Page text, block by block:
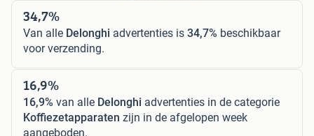
34,7%
Van alle Delonghi advertenties is 34,7% beschikbaar
voor verzending.
16,9%
16,9% van alle Delonghi advertenties in de categorie
Koffiezetapparaten zijn in de afgelopen week
aangeboden.